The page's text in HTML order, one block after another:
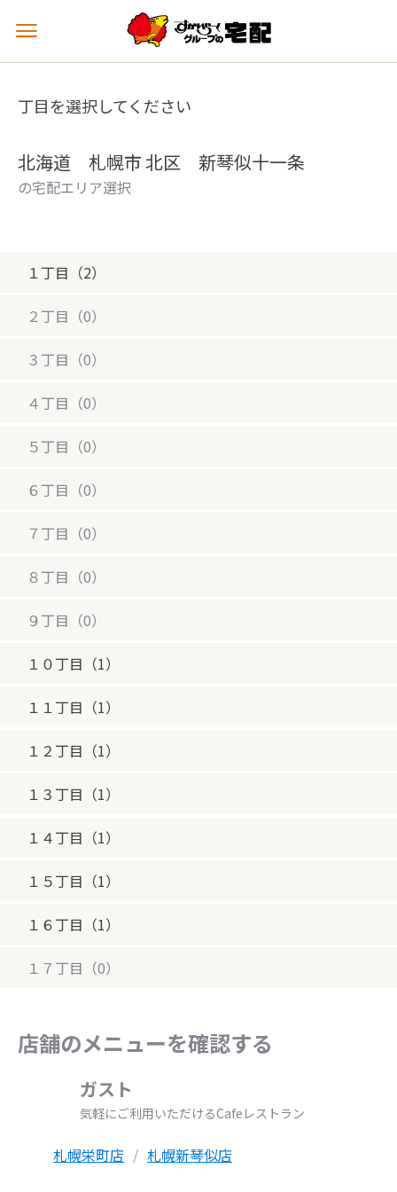
メ
ュ
を
丁目を選択してください
北海道 札幌市 北区 新琴似十一条
の宅配エリア選択
１丁目（2）
２丁目（0）
３丁目（0）
４丁目（0）
５丁目（0）
６丁目（0）
７丁目（0）
８丁目（0）
９丁目（0）
１０丁目（1）
１１丁目（1）
１２丁目（1）
１３丁目（1）
１４丁目（1）
１５丁目（1）
１６丁目（1）
１７丁目（0）
店舗のメニューを確認する
ガスト
気軽にご利用いただけるCafeレストラン
札幌栄町店 札幌新琴似店